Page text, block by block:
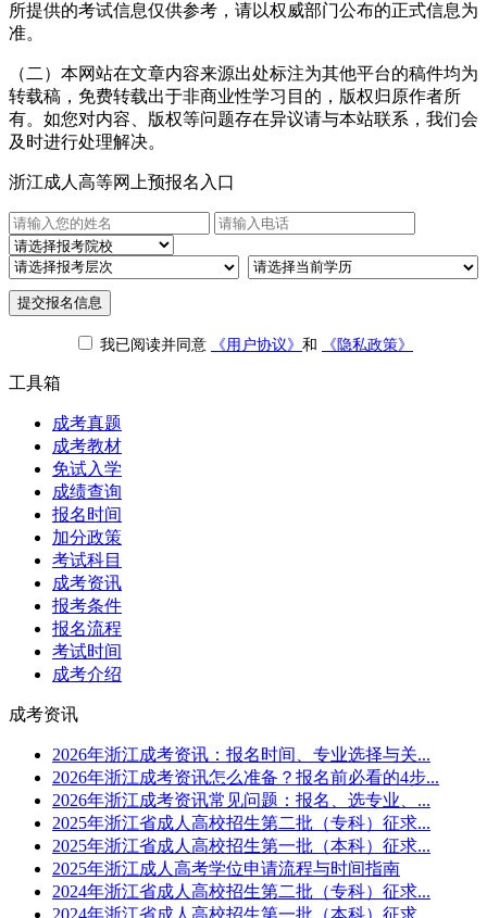
所提供的考试信息仅供参考，请以权威部门公布的正式信息为
准。
（二）本网站在文章内容来源出处标注为其他平台的稿件均为
转载稿，免费转载出于非商业性学习目的，版权归原作者所
有。如您对内容、版权等问题存在异议请与本站联系，我们会
及时进行处理解决。
浙江成人高等网上预报名入口
提交报名信息
我已阅读并同意 《用户协议》 和 《隐私政策》
工具箱
成考真题
成考教材
免试入学
成绩查询
报名时间
加分政策
考试科目
成考资讯
报考条件
报名流程
考试时间
成考介绍
成考资讯
2026年浙江成考资讯：报名时间、专业选择与关...
2026年浙江成考资讯怎么准备？报名前必看的4步...
2026年浙江成考资讯常见问题：报名、选专业、...
2025年浙江省成人高校招生第二批（专科）征求...
2025年浙江省成人高校招生第一批（本科）征求...
2025年浙江成人高考学位申请流程与时间指南
2024年浙江省成人高校招生第二批（专科）征求...